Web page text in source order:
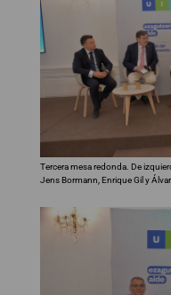
Tercera mesa redonda. De
Jens Bormann, Enrique Gil y